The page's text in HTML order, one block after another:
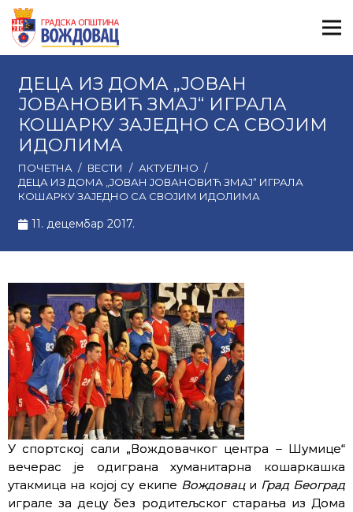
ДЕЦА ИЗ ДОМА „ЈОВАН
ЈОВАНОВИЋ ЗМАЈ“ ИГРАЛА
КОШАРКУ ЗАЈЕДНО СА СВОЈИМ
ИДОЛИМА
ПОЧЕТНА / ВЕСТИ / АКТУЕЛНО /
ДЕЦА ИЗ ДОМА „ЈОВАН ЈОВАНОВИЋ ЗМАЈ“ ИГРАЛА
КОШАРКУ ЗАЈЕДНО СА СВОЈИМ ИДОЛИМА
11. децембар 2017.
У спортској сали „Вождовачког центра – Шумице“
вечерас је одиграна хуманитарна кошаркашка
утакмица на којој су екипе Вождоваци Град Београд
играле за децу без родитељског старања из Дома